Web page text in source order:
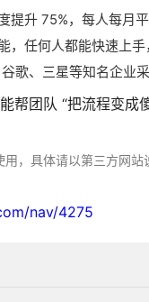
提升 75%，每人每月
，任何人都能快速上手
歌、三星等知名企业
帮团队 “把流程变成
，具体请以第三方网
nav/4275